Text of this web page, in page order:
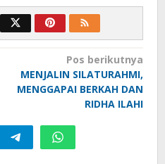
Pos berikutnya
MENJALIN SILATURAHMI,
MENGGAPAI BERKAH DAN
RIDHA ILAHI